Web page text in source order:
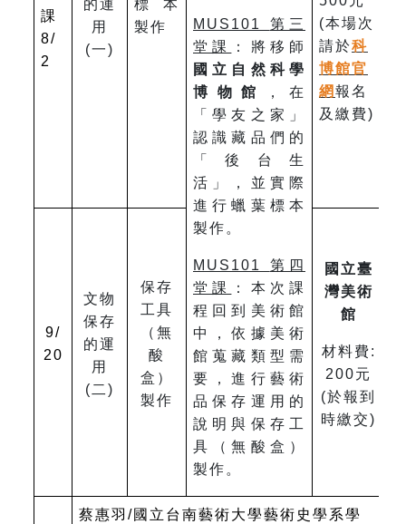
課
8/
2
的運
用
(一)
標本
製作
MUS101 第三
堂課
：將移師
國立自然科學
博物館
，在
「學友之家」
認識藏品們的
「後台生
活」，並實際
進行蠟葉標本
製作。
MUS101 第四
堂課
：本次課
程回到美術館
中，依據美術
館蒐藏類型需
要，進行藝術
品保存運用的
說明與保存工
具（無酸盒）
製作。
(本場次
請於科
博館官
網 報名
及繳費)
9/
20
文物
保存
的運
用
(二)
保存
工具
（無
酸
盒）
製作
國立臺
灣美術
館
材料費:
200元
(於報到
時繳交)
蔡惠羽/國立台南藝術大學藝術史學系學